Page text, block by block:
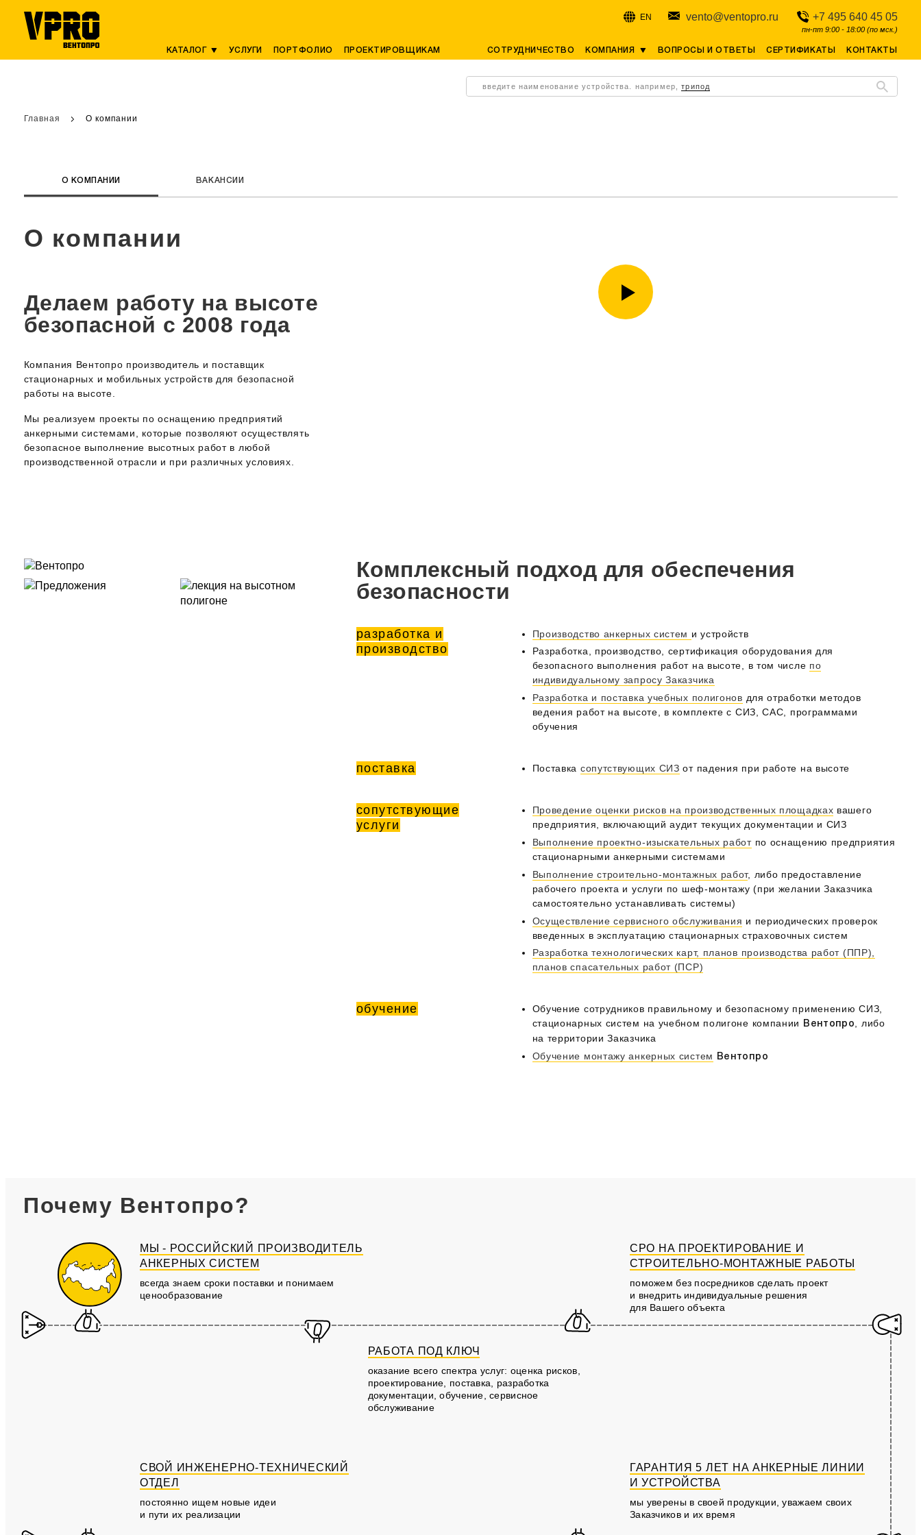
КАТАЛОГ УСЛУГИ ПОРТФОЛИО ПРОЕКТИРОВЩИКАМ СОТРУДНИЧЕСТВО КОМПАНИЯ ВОПРОСЫ И ОТВЕТЫ СЕРТИФИКАТЫ КОНТАКТЫ
EN vento@ventopro.ru +7 495 640 45 05
пн-пт 9:00 - 18:00 (по мск.)
введите наименование устройства. например,трипод
Главная О компании
О КОМПАНИИ ВАКАНСИИ
О компании
Делаем работу на высоте
безопасной с 2008 года
Компания Вентопро производитель и поставщик
стационарных и мобильных устройств для безопасной
работы на высоте.
Мы реализуем проекты по оснащению предприятий
анкерными системами, которые позволяют осуществлять
безопасное выполнение высотных работ в любой
производственной отрасли и при различных условиях.
Комплексный подход для обеспечения
безопасности
разработка и
производство
Производство анкерных систем и устройств
Разработка, производство, сертификация оборудования для
безопасного выполнения работ на высоте, в том числе по
индивидуальному запросу Заказчика
Разработка и поставка учебных полигонов для отработки методов
ведения работ на высоте, в комплекте с СИЗ, САС, программами
обучения
поставка Поставка сопутствующих СИЗ от падения при работе на высоте
сопутствующие
услуги
Проведение оценки рисков на производственных площадках вашего
предприятия, включающий аудит текущих документации и СИЗ
Выполнение проектно-изыскательных работпо оснащению предприятия
стационарными анкерными системами
Выполнение строительно-монтажных работ, либо предоставление
рабочего проекта и услуги по шеф-монтажу (при желании Заказчика
самостоятельно устанавливать системы)
Осуществление сервисного обслуживания и периодических проверок
введенных в эксплуатацию стационарных страховочных систем
Разработка технологических карт, планов производства работ (ППР),
планов спасательных работ (ПСР)
обучение
Обучение сотрудников правильному и безопасному применению СИЗ,
стационарных систем на учебном полигоне компании
Вентопро, либо
на территории Заказчика
Обучение монтажу анкерных систем
Вентопро
Почему Вентопро?
МЫ - РОССИЙСКИЙ ПРОИЗВОДИТЕЛЬ
АНКЕРНЫХ СИСТЕМ
всегда знаем сроки поставки и понимаем
ценообразование
СРО НА ПРОЕКТИРОВАНИЕ И
СТРОИТЕЛЬНО-МОНТАЖНЫЕ РАБОТЫ
поможем без посредников сделать проект
и внедрить индивидуальные решения
для Вашего объекта
РАБОТА ПОД КЛЮЧ
оказание всего спектра услуг: оценка рисков,
проектирование, поставка, разработка
документации, обучение, сервисное
обслуживание
СВОЙ ИНЖЕНЕРНО-ТЕХНИЧЕСКИЙ
ОТДЕЛ
постоянно ищем новые идеи
и пути их реализации
ГАРАНТИЯ 5 ЛЕТ НА АНКЕРНЫЕ ЛИНИИ
И УСТРОЙСТВА
мы уверены в своей продукции, уважаем своих
Заказчиков и их время